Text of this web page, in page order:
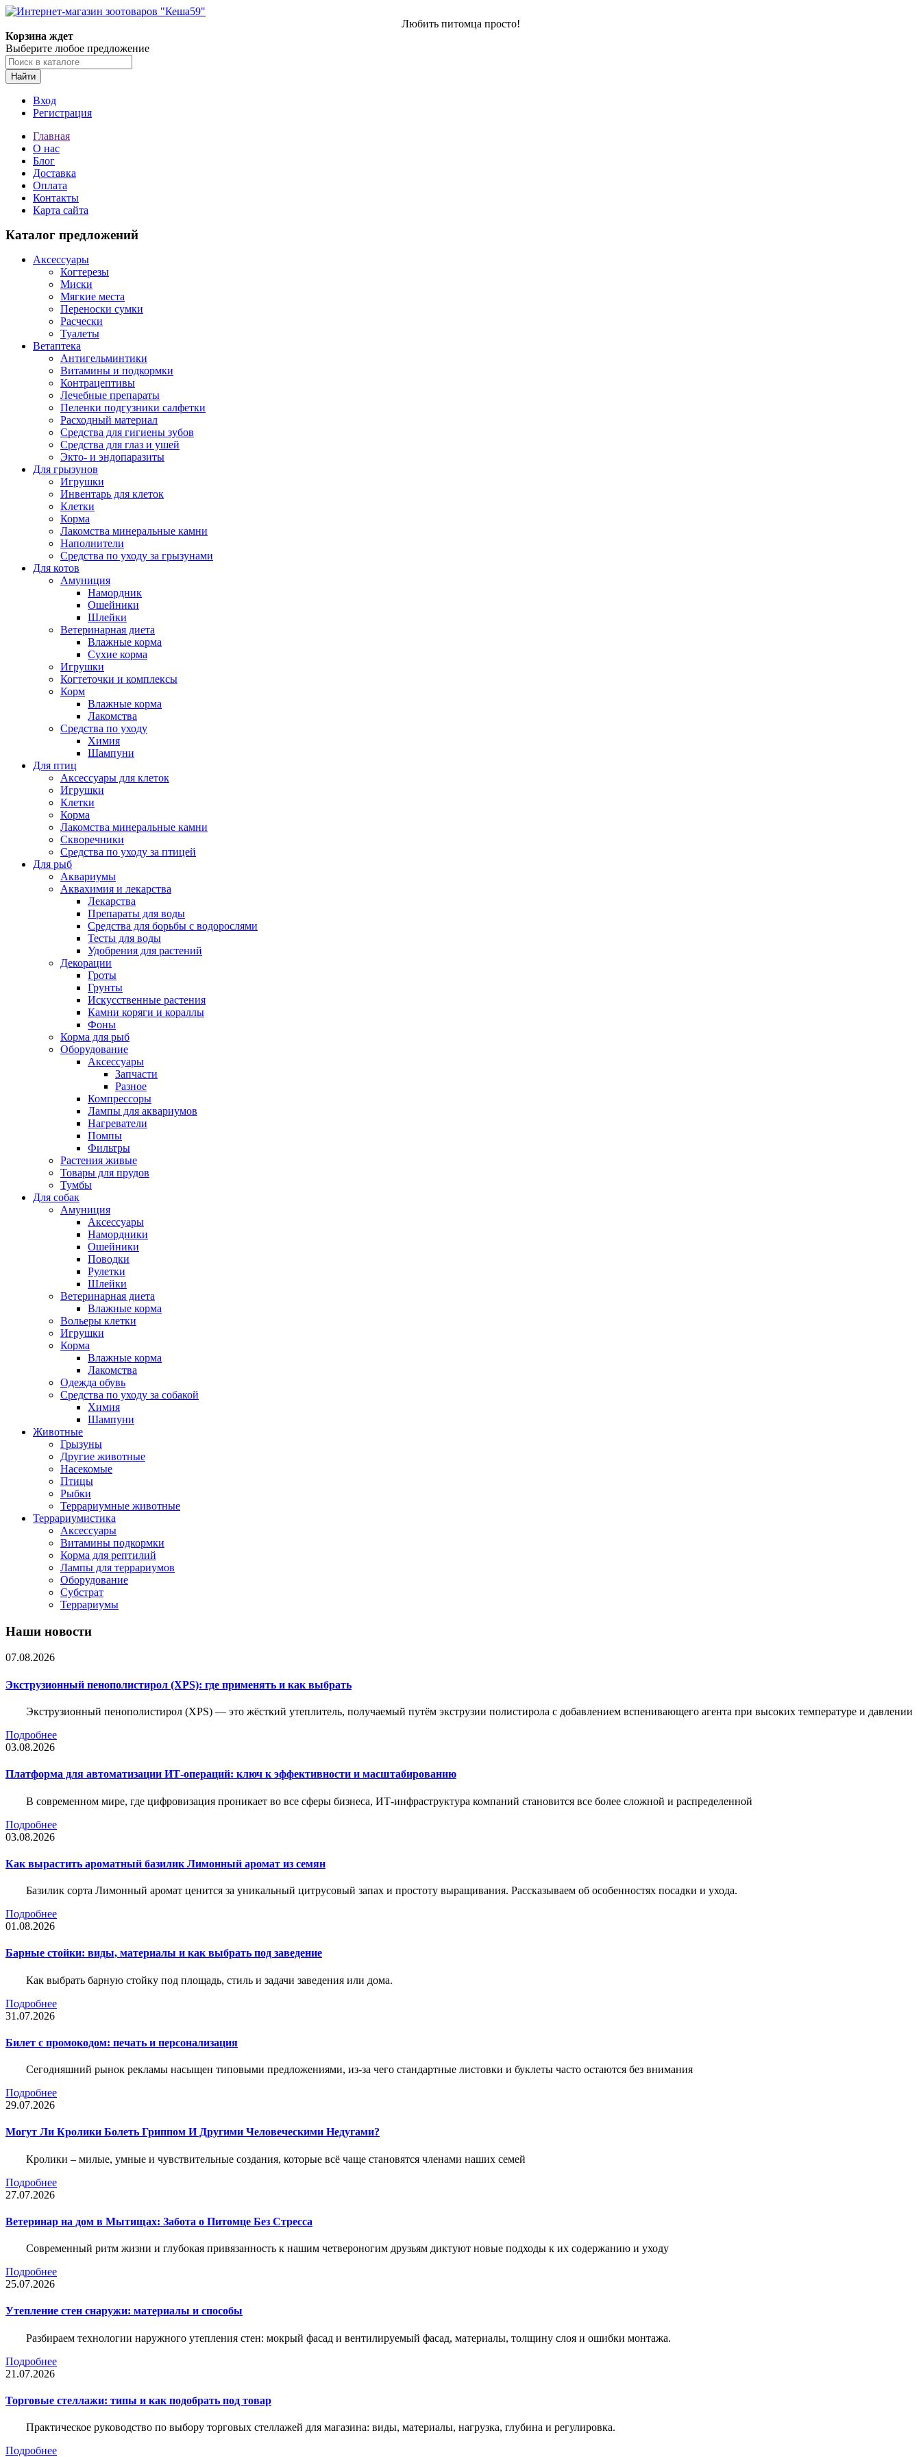
Любить питомца просто!
Корзина ждет
Выберите любое предложение
Найти
Вход
Регистрация
Главная
О нас
Блог
Доставка
Оплата
Контакты
Карта сайта
Каталог предложений
Аксессуары
Когтерезы
Миски
Мягкие места
Переноски сумки
Расчески
Туалеты
Ветаптека
Антигельминтики
Витамины и подкормки
Контрацептивы
Лечебные препараты
Пеленки подгузники салфетки
Расходный материал
Средства для гигиены зубов
Средства для глаз и ушей
Экто- и эндопаразиты
Для грызунов
Игрушки
Инвентарь для клеток
Клетки
Корма
Лакомства минеральные камни
Наполнители
Средства по уходу за грызунами
Для котов
Амуниция
Намордник
Ошейники
Шлейки
Ветеринарная диета
Влажные корма
Сухие корма
Игрушки
Когтеточки и комплексы
Корм
Влажные корма
Лакомства
Средства по уходу
Химия
Шампуни
Для птиц
Аксессуары для клеток
Игрушки
Клетки
Корма
Лакомства минеральные камни
Скворечники
Средства по уходу за птицей
Для рыб
Аквариумы
Аквахимия и лекарства
Лекарства
Препараты для воды
Средства для борьбы с водорослями
Тесты для воды
Удобрения для растений
Декорации
Гроты
Грунты
Искусственные растения
Камни коряги и кораллы
Фоны
Корма для рыб
Оборудование
Аксессуары
Запчасти
Разное
Компрессоры
Лампы для аквариумов
Нагреватели
Помпы
Фильтры
Растения живые
Товары для прудов
Тумбы
Для собак
Амуниция
Аксессуары
Намордники
Ошейники
Поводки
Рулетки
Шлейки
Ветеринарная диета
Влажные корма
Вольеры клетки
Игрушки
Корма
Влажные корма
Лакомства
Одежда обувь
Средства по уходу за собакой
Химия
Шампуни
Животные
Грызуны
Другие животные
Насекомые
Птицы
Рыбки
Террариумные животные
Террариумистика
Аксессуары
Витамины подкормки
Корма для рептилий
Лампы для террариумов
Оборудование
Субстрат
Террариумы
Наши новости
07.08.2026
Экструзионный пенополистирол (XPS): где применять и как выбрать
Экструзионный пенополистирол (XPS) — это жёсткий утеплитель, получаемый путём экструзии полистирола с добавлением вспенивающего агента при высоких температуре и давлении
Подробнее
03.08.2026
Платформа для автоматизации ИТ-операций: ключ к эффективности и масштабированию
В современном мире, где цифровизация проникает во все сферы бизнеса, ИТ-инфраструктура компаний становится все более сложной и распределенной
Подробнее
03.08.2026
Как вырастить ароматный базилик Лимонный аромат из семян
Базилик сорта Лимонный аромат ценится за уникальный цитрусовый запах и простоту выращивания. Рассказываем об особенностях посадки и ухода.
Подробнее
01.08.2026
Барные стойки: виды, материалы и как выбрать под заведение
Как выбрать барную стойку под площадь, стиль и задачи заведения или дома.
Подробнее
31.07.2026
Билет c промокодом: печать и персонализация
Сегодняшний рынок рекламы насыщен типовыми предложениями, из-за чего стандартные листовки и буклеты часто остаются без внимания
Подробнее
29.07.2026
Могут Ли Кролики Болеть Гриппом И Другими Человеческими Недугами?
Кролики – милые, умные и чувствительные создания, которые всё чаще становятся членами наших семей
Подробнее
27.07.2026
Ветеринар на дом в Мытищах: Забота о Питомце Без Стресса
Современный ритм жизни и глубокая привязанность к нашим четвероногим друзьям диктуют новые подходы к их содержанию и уходу
Подробнее
25.07.2026
Утепление стен снаружи: материалы и способы
Разбираем технологии наружного утепления стен: мокрый фасад и вентилируемый фасад, материалы, толщину слоя и ошибки монтажа.
Подробнее
21.07.2026
Торговые стеллажи: типы и как подобрать под товар
Практическое руководство по выбору торговых стеллажей для магазина: виды, материалы, нагрузка, глубина и регулировка.
Подробнее